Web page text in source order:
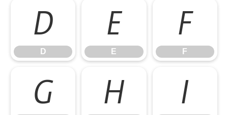
D
D
E
E
F
F
G H I